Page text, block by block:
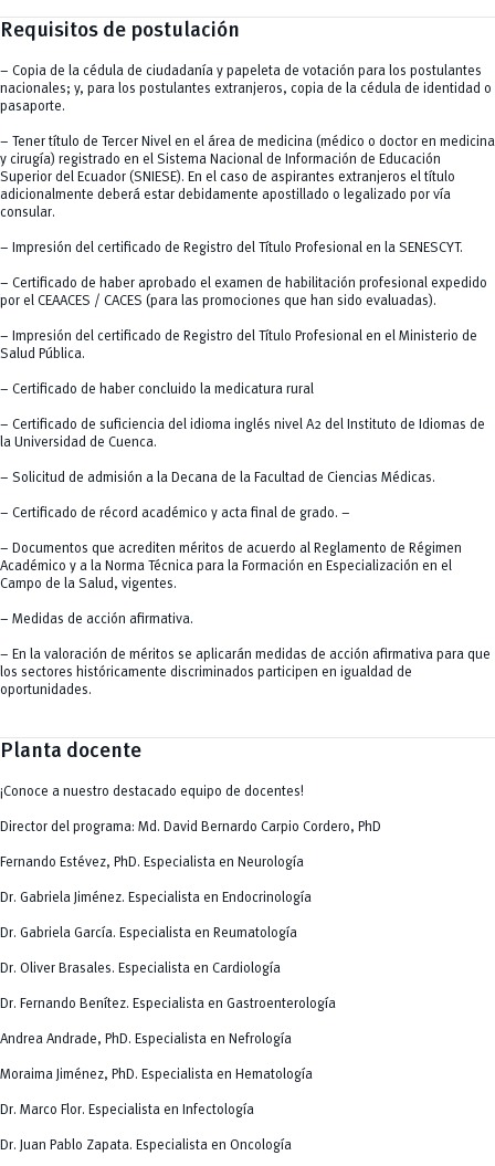
Requisitos de postulación
– Copia de la cédula de ciudadanía y papeleta de votación para los postulantes
nacionales; y, para los postulantes extranjeros, copia de la cédula de identidad o
pasaporte.
– Tener título de Tercer Nivel en el área de medicina (médico o doctor en medicina
y cirugía) registrado en el Sistema Nacional de Información de Educación
Superior del Ecuador (SNIESE). En el caso de aspirantes extranjeros el título
adicionalmente deberá estar debidamente apostillado o legalizado por vía
consular.
– Impresión del certificado de Registro del Título Profesional en la SENESCYT.
– Certificado de haber aprobado el examen de habilitación profesional expedido
por el CEAACES / CACES (para las promociones que han sido evaluadas).
– Impresión del certificado de Registro del Título Profesional en el Ministerio de
Salud Pública.
– Certificado de haber concluido la medicatura rural
– Certificado de suficiencia del idioma inglés nivel A2 del Instituto de Idiomas de
la Universidad de Cuenca.
– Solicitud de admisión a la Decana de la Facultad de Ciencias Médicas.
– Certificado de récord académico y acta final de grado. –
– Documentos que acrediten méritos de acuerdo al Reglamento de Régimen
Académico y a la Norma Técnica para la Formación en Especialización en el
Campo de la Salud, vigentes.
– Medidas de acción afirmativa.
– En la valoración de méritos se aplicarán medidas de acción afirmativa para que
los sectores históricamente discriminados participen en igualdad de
oportunidades.
Planta docente
¡Conoce a nuestro destacado equipo de docentes!
Director del programa: Md. David Bernardo Carpio Cordero, PhD
Fernando Estévez, PhD. Especialista en Neurología
Dr. Gabriela Jiménez. Especialista en Endocrinología
Dr. Gabriela García. Especialista en Reumatología
Dr. Oliver Brasales. Especialista en Cardiología
Dr. Fernando Benítez. Especialista en Gastroenterología
Andrea Andrade, PhD. Especialista en Nefrología
Moraima Jiménez, PhD. Especialista en Hematología
Dr. Marco Flor. Especialista en Infectología
Dr. Juan Pablo Zapata. Especialista en Oncología